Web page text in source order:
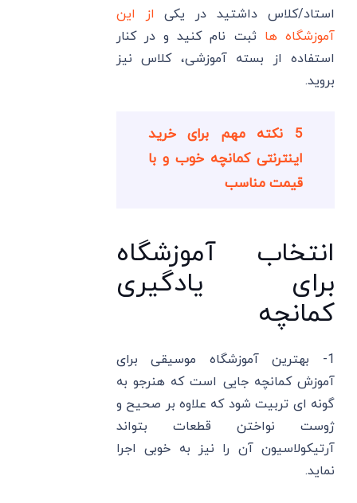
استاد/کلاس داشتید در یکی از این
آموزشگاه ها ثبت نام کنید و در کنار
استفاده از بسته آموزشی، کلاس نیز
بروید.
5 نکته مهم برای خرید
اینترنتی کمانچه خوب و با
قیمت مناسب
انتخاب آموزشگاه
برای یادگیری
کمانچه
1- بهترین آموزشگاه موسیقی برای
آموزش کمانچه جایی است که هنرجو به
گونه ای تربیت شود که علاوه بر صحیح و
ژوست نواختن قطعات بتواند
آرتیکولاسیون آن را نیز به خوبی اجرا
نماید.